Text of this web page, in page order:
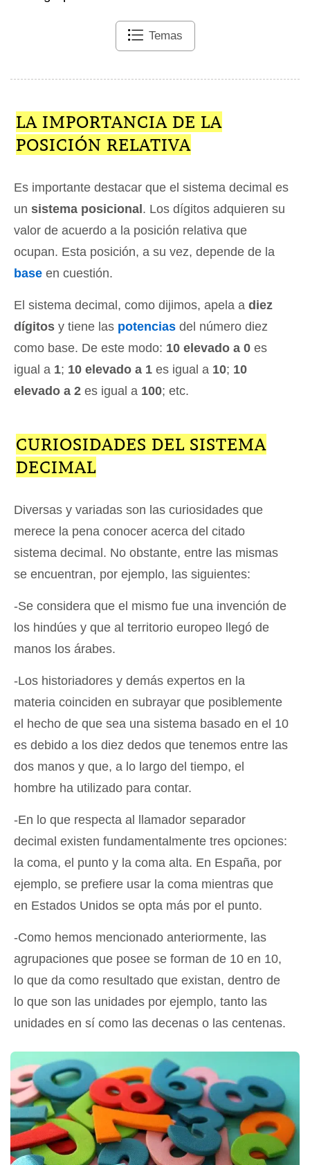
Temas
LA IMPORTANCIA DE LA
POSICIÓN RELATIVA
Es importante destacar que el sistema decimal es
un sistema posicional. Los dígitos adquieren su
valor de acuerdo a la posición relativa que
ocupan. Esta posición, a su vez, depende de la
base en cuestión.
El sistema decimal, como dijimos, apela a diez
dígitos y tiene las potencias del número diez
como base. De este modo: 10 elevado a 0 es
igual a 1; 10 elevado a 1 es igual a 10; 10
elevado a 2 es igual a 100; etc.
CURIOSIDADES DEL SISTEMA
DECIMAL
Diversas y variadas son las curiosidades que
merece la pena conocer acerca del citado
sistema decimal. No obstante, entre las mismas
se encuentran, por ejemplo, las siguientes:
-Se considera que el mismo fue una invención de
los hindúes y que al territorio europeo llegó de
manos los árabes.
-Los historiadores y demás expertos en la
materia coinciden en subrayar que posiblemente
el hecho de que sea una sistema basado en el 10
es debido a los diez dedos que tenemos entre las
dos manos y que, a lo largo del tiempo, el
hombre ha utilizado para contar.
-En lo que respecta al llamador separador
decimal existen fundamentalmente tres opciones:
la coma, el punto y la coma alta. En España, por
ejemplo, se prefiere usar la coma mientras que
en Estados Unidos se opta más por el punto.
-Como hemos mencionado anteriormente, las
agrupaciones que posee se forman de 10 en 10,
lo que da como resultado que existan, dentro de
lo que son las unidades por ejemplo, tanto las
unidades en sí como las decenas o las centenas.